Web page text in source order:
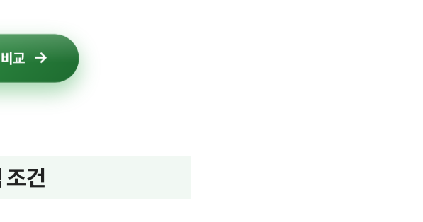
교
조건